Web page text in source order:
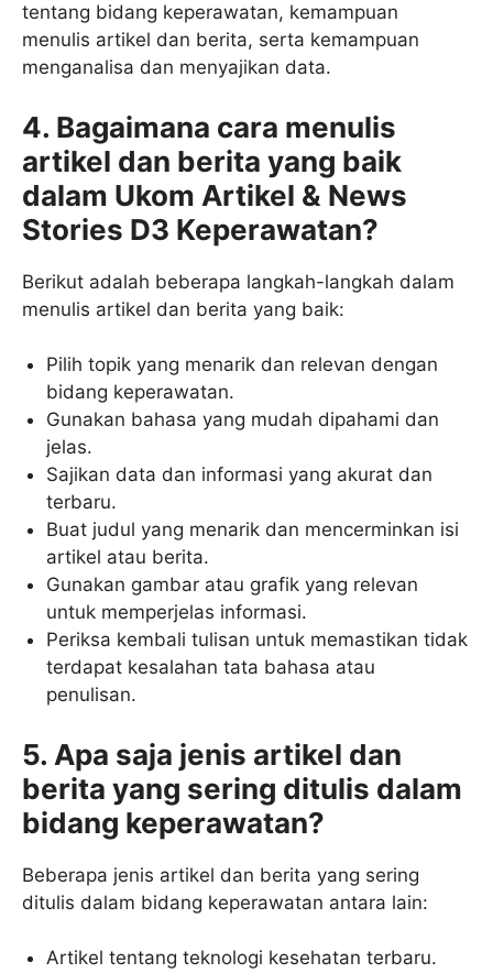
tentang bidang keperawatan, kemampuan
menulis artikel dan berita, serta kemampuan
menganalisa dan menyajikan data.
4. Bagaimana cara menulis
artikel dan berita yang baik
dalam Ukom Artikel & News
Stories D3 Keperawatan?
Berikut adalah beberapa langkah-langkah dalam
menulis artikel dan berita yang baik:
Pilih topik yang menarik dan relevan dengan
bidang keperawatan.
Gunakan bahasa yang mudah dipahami dan
jelas.
Sajikan data dan informasi yang akurat dan
terbaru.
Buat judul yang menarik dan mencerminkan isi
artikel atau berita.
Gunakan gambar atau grafik yang relevan
untuk memperjelas informasi.
Periksa kembali tulisan untuk memastikan tidak
terdapat kesalahan tata bahasa atau
penulisan.
5. Apa saja jenis artikel dan
berita yang sering ditulis dalam
bidang keperawatan?
Beberapa jenis artikel dan berita yang sering
ditulis dalam bidang keperawatan antara lain:
Artikel tentang teknologi kesehatan terbaru.